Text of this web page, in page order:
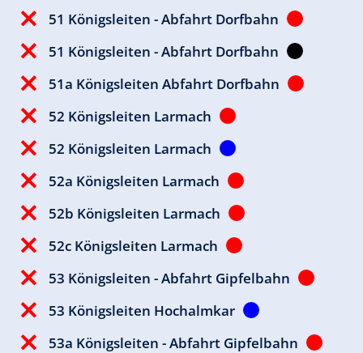
51 Königsleiten - Abfahrt Dorfbahn
51 Königsleiten - Abfahrt Dorfbahn
51a Königsleiten Abfahrt Dorfbahn
52 Königsleiten Larmach
52 Königsleiten Larmach
52a Königsleiten Larmach
52b Königsleiten Larmach
52c Königsleiten Larmach
53 Königsleiten - Abfahrt Gipfelbahn
53 Königsleiten Hochalmkar
53a Königsleiten - Abfahrt Gipfelbahn